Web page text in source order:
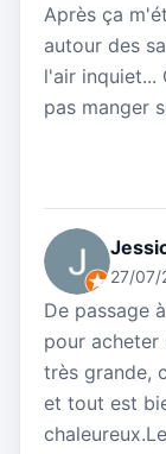
Après ça
autour des
l'air inquiet...
pas manger
27/07/
De passage
pour acheter
très grande,
et tout est